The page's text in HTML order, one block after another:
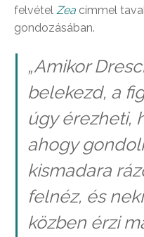
felvétel Zea címmel
gondozásában.
„Amikor
belekezd, a
úgy érezheti,
ahogy
kismadara
felnéz, és
közben érzi